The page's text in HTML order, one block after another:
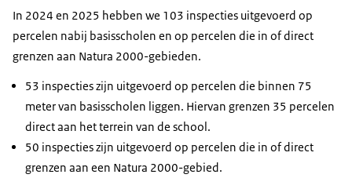
In 2024 en 2025 hebben we 103 inspecties uitgevoerd op
percelen nabij basisscholen en op percelen die in of direct
grenzen aan Natura 2000-gebieden.
53 inspecties zijn uitgevoerd op percelen die binnen 75
meter van basisscholen liggen. Hiervan grenzen 35 percelen
direct aan het terrein van de school.
50 inspecties zijn uitgevoerd op percelen die in of direct
grenzen aan een Natura 2000-gebied.